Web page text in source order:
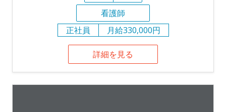
看護師
正社員
月給330,000円
詳細を見る